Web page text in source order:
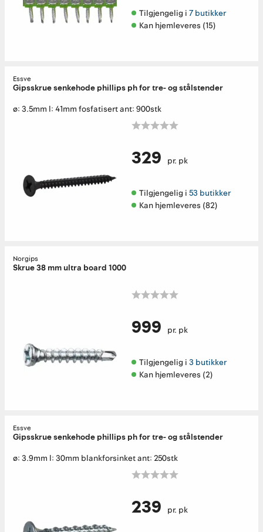
Tilgjengelig i 7 butikker
Kan hjemleveres (15)
Essve
Gipsskrue senkehode phillips ph for tre- og stålstender
ø: 3.5mm l: 41mm fosfatisert ant: 900stk
329 pr. pk
Tilgjengelig i 53 butikker
Kan hjemleveres (82)
Norgips
Skrue 38 mm ultra board 1000
999 pr. pk
Tilgjengelig i 3 butikker
Kan hjemleveres (2)
Essve
Gipsskrue senkehode phillips ph for tre- og stålstender
ø: 3.9mm l: 30mm blankforsinket ant: 250stk
239 pr. pk